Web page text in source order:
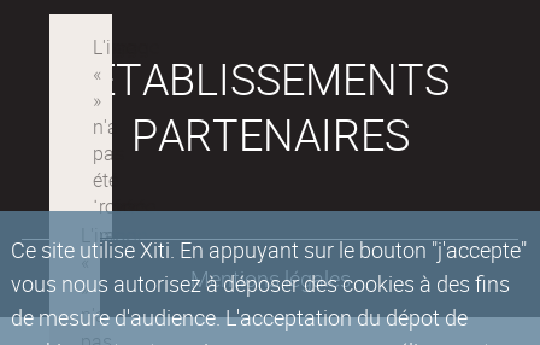
Ce site utilise Xiti. En appuyant sur le bouton "j'accepte"
vous nous autorisez à déposer des cookies à des fins
de mesure d'audience. L'acceptation du dépot de
ÉTABLISSEMENTS
PARTENAIRES
Mentions légales